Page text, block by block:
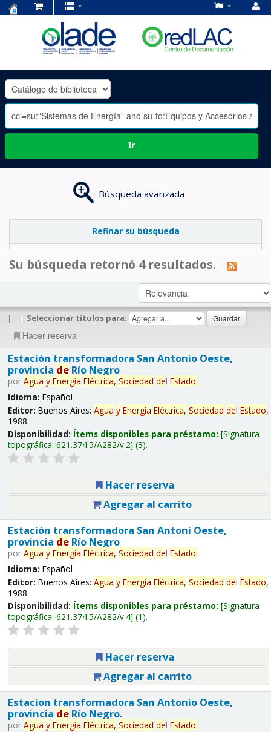
OLADE
-
Ir
Búsqueda avanzada
Refinar su búsqueda
Su búsqueda retornó 4 resultados.
| | Seleccionar títulos para:
Hacer reserva
Estación transformadora San Antonio Oeste,
provincia deRío Negro
por Agua y Energía Eléctrica, Sociedad del Estado.
Idioma: Español
Editor: Buenos Aires: Agua y Energía Eléctrica, Sociedad del Estado,
1988
Disponibilidad: Ítems disponibles para préstamo: Signatura
topográfica: 621.374.5/A282/v.2 (3).
Hacer reserva
Agregar al carrito
Estación transformadora San Antoni Oeste,
provincia deRío Negro
por Agua y Energía Eléctrica, Sociedad del Estado.
Idioma: Español
Editor: Buenos Aires: Agua y Energía Eléctrica, Sociedad del Estado,
1988
Disponibilidad: Ítems disponibles para préstamo: Signatura
topográfica: 621.374.5/A282/v.4 (1).
Hacer reserva
Agregar al carrito
Estacion transformadora San Antonio Oeste,
provincia deRío Negro.
por Agua y Energía Eléctrica, Sociedad del Estado.